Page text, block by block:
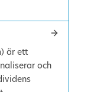
är ett
och